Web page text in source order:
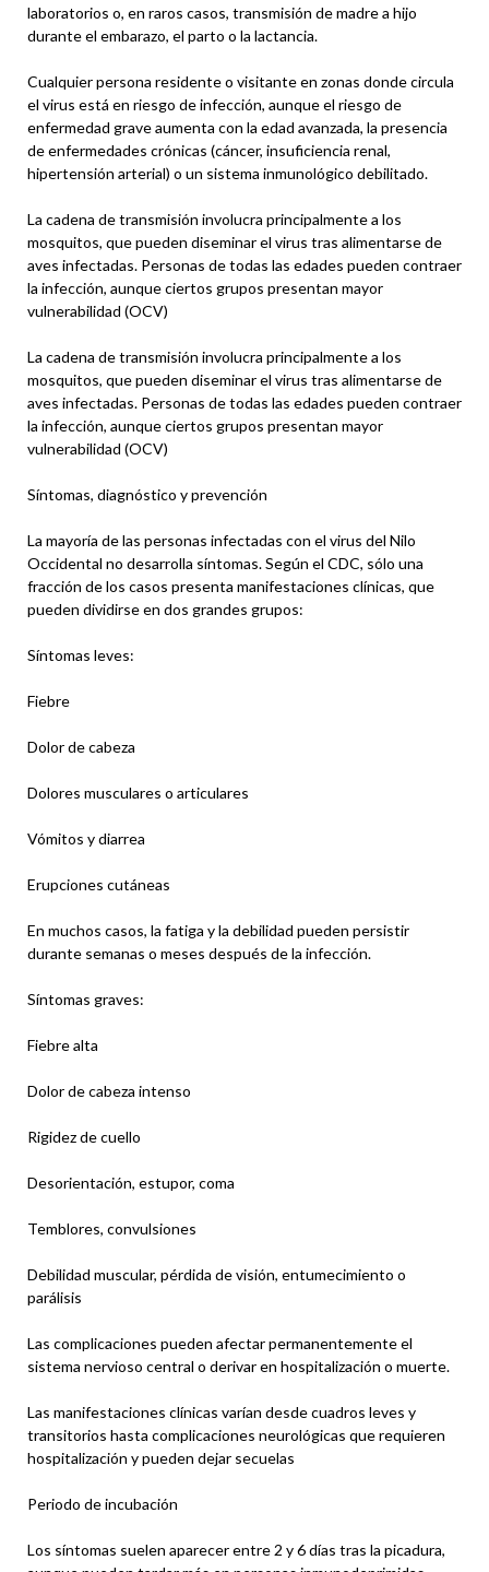
laboratorios o, en raros casos, transmisión de madre a hijo
durante el embarazo, el parto o la lactancia.
Cualquier persona residente o visitante en zonas donde circula
el virus está en riesgo de infección, aunque el riesgo de
enfermedad grave aumenta con la edad avanzada, la presencia
de enfermedades crónicas (cáncer, insuficiencia renal,
hipertensión arterial) o un sistema inmunológico debilitado.
La cadena de transmisión involucra principalmente a los
mosquitos, que pueden diseminar el virus tras alimentarse de
aves infectadas. Personas de todas las edades pueden contraer
la infección, aunque ciertos grupos presentan mayor
vulnerabilidad (OCV)
La cadena de transmisión involucra principalmente a los
mosquitos, que pueden diseminar el virus tras alimentarse de
aves infectadas. Personas de todas las edades pueden contraer
la infección, aunque ciertos grupos presentan mayor
vulnerabilidad (OCV)
Síntomas, diagnóstico y prevención
La mayoría de las personas infectadas con el virus del Nilo
Occidental no desarrolla síntomas. Según el CDC, sólo una
fracción de los casos presenta manifestaciones clínicas, que
pueden dividirse en dos grandes grupos:
Síntomas leves:
Fiebre
Dolor de cabeza
Dolores musculares o articulares
Vómitos y diarrea
Erupciones cutáneas
En muchos casos, la fatiga y la debilidad pueden persistir
durante semanas o meses después de la infección.
Síntomas graves:
Fiebre alta
Dolor de cabeza intenso
Rigidez de cuello
Desorientación, estupor, coma
Temblores, convulsiones
Debilidad muscular, pérdida de visión, entumecimiento o
parálisis
Las complicaciones pueden afectar permanentemente el
sistema nervioso central o derivar en hospitalización o muerte.
Las manifestaciones clínicas varían desde cuadros leves y
transitorios hasta complicaciones neurológicas que requieren
hospitalización y pueden dejar secuelas
Periodo de incubación
Los síntomas suelen aparecer entre 2 y 6 días tras la picadura,